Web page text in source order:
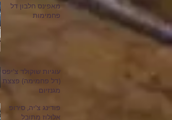
מאפינס חלבון דל
פחמימות
עוגיות שוקולד צ'יפס
(דל פחמימה) פצצת
מגנזיום
פודינג צ'יה, סירופ
אלולוז מתובל